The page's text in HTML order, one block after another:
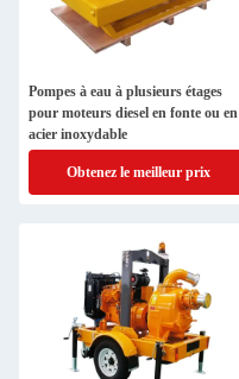
Pompes à eau à plusieurs étages
pour moteurs diesel en fonte ou en
acier inoxydable
Obtenez le meilleur prix